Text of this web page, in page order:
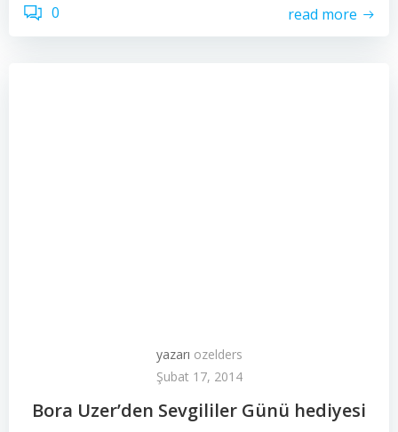
0 read more
yazarı ozelders
Şubat 17, 2014
Bora Uzer’den Sevgililer Günü hediyesi